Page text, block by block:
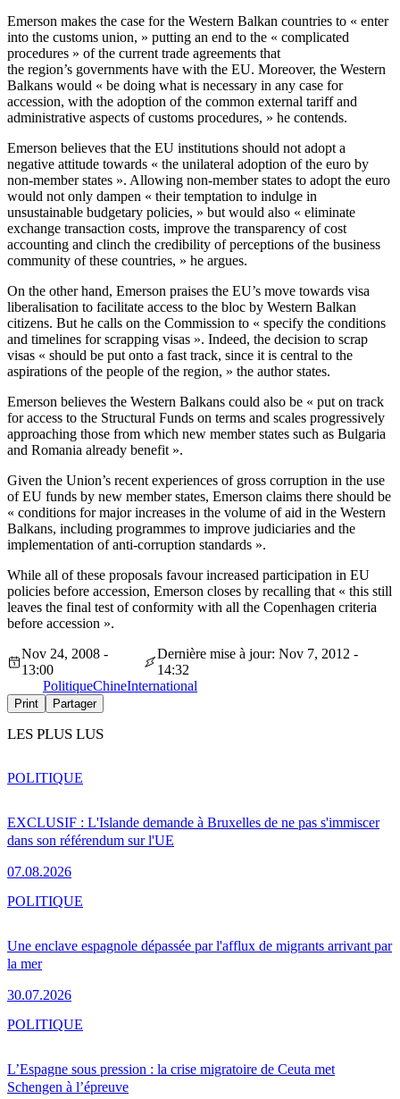
Emerson makes the case for the Western Balkan countries to « enter
into the customs union, » putting an end to the « complicated
procedures » of the current trade agreements that
the region’s governments have with the EU. Moreover, the Western
Balkans would « be doing what is necessary in any case for
accession, with the adoption of the common external tariff and
administrative aspects of customs procedures, » he contends.
Emerson believes that the EU institutions should not adopt a
negative attitude towards « the unilateral adoption of the euro by
non-member states ». Allowing non-member states to adopt the euro
would not only dampen « their temptation to indulge in
unsustainable budgetary policies, » but would also « eliminate
exchange transaction costs, improve the transparency of cost
accounting and clinch the credibility of perceptions of the business
community of these countries, » he argues.
On the other hand, Emerson praises the EU’s move towards visa
liberalisation to facilitate access to the bloc by Western Balkan
citizens. But he calls on the Commission to « specify the conditions
and timelines for scrapping visas ». Indeed, the decision to scrap
visas « should be put onto a fast track, since it is central to the
aspirations of the people of the region, » the author states.
Emerson believes the Western Balkans could also be « put on track
for access to the Structural Funds on terms and scales progressively
approaching those from which new member states such as Bulgaria
and Romania already benefit ».
Given the Union’s recent experiences of gross corruption in the use
of EU funds by new member states, Emerson claims there should be
« conditions for major increases in the volume of aid in the Western
Balkans, including programmes to improve judiciaries and the
implementation of anti-corruption standards ».
While all of these proposals favour increased participation in EU
policies before accession, Emerson closes by recalling that « this still
leaves the final test of conformity with all the Copenhagen criteria
before accession ».
Nov 24, 2008 -
13:00
Dernière mise à jour: Nov 7, 2012 -
14:32
PolitiqueChineInternational
Print Partager
LES PLUS LUS
EXCLUSIF : L'Islande demande à Bruxelles de ne pas s'immiscer
dans son référendum sur l'UE
07.08.2026
POLITIQUE
Une enclave espagnole dépassée par l'afflux de migrants arrivant par
la mer
30.07.2026
POLITIQUE
L’Espagne sous pression : la crise migratoire de Ceuta met
Schengen à l’épreuve
POLITIQUE